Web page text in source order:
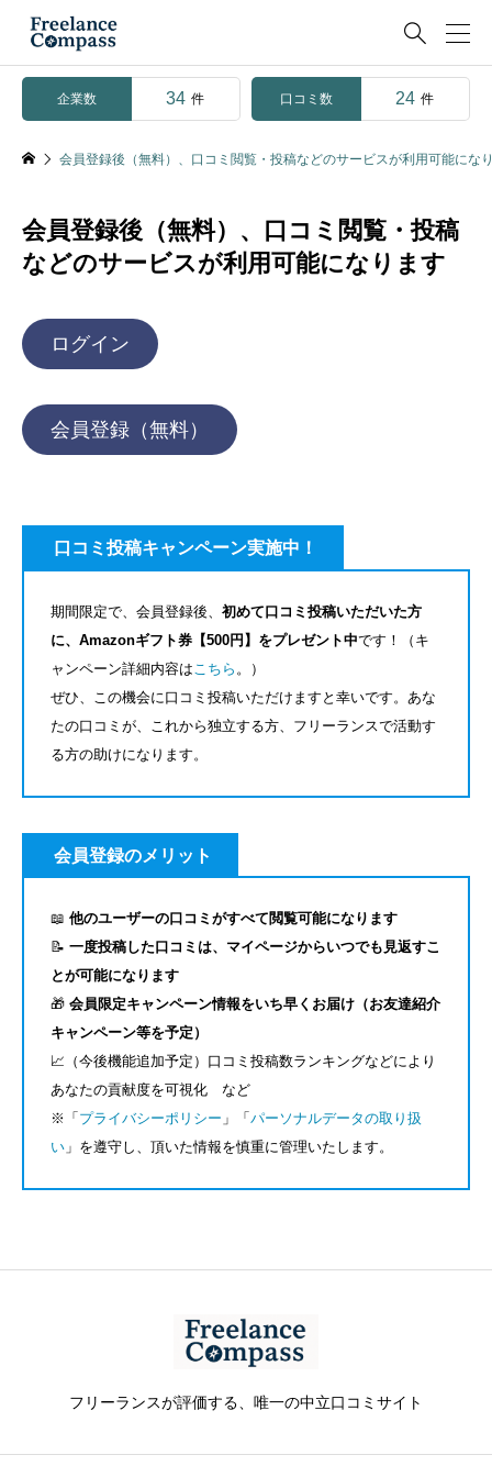

企業数 34 件 口コミ数 24 件
会員登録後（無料）、口コミ閲覧・投稿などのサービスが利用可能にな
会員登録後（無料）、口コミ閲覧・投稿
などのサービスが利用可能になります
ログイン
会員登録（無料）
口コミ投稿キャンペーン実施中！
期間限定で、会員登録後、 初めて口コミ投稿いただいた方
に、Amazonギフト券【500円】をプレゼント中です！（キ
ャンペーン詳細内容は こちら 。）
ぜひ、この機会に口コミ投稿いただけますと幸いです。あな
たの口コミが、これから独立する方、フリーランスで活動す
る方の助けになります。
会員登録のメリット
📖 他のユーザーの口コミがすべて閲覧可能になります
📝 一度投稿した口コミは、マイページからいつでも見返すこ
とが可能になります
🎁 会員限定キャンペーン情報をいち早くお届け（お友達紹介
キャンペーン等を予定）
📈（今後機能追加予定）口コミ投稿数ランキングなどにより
あなたの貢献度を可視化 など
※「 プライバシーポリシー 」「 パーソナルデータの取り扱
い 」を遵守し、頂いた情報を慎重に管理いたします。
フリーランスが評価する、唯一の中立口コミサイト